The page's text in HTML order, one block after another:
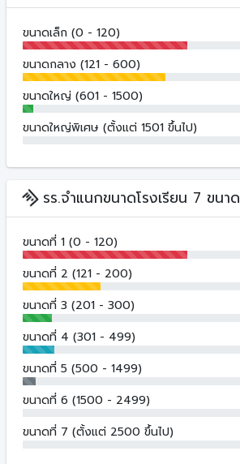
ขนาดเล็ก (0 - 120)
ขนาดกลาง (121 - 600)
ขนาดใหญ่ (601 - 1500)
ขนาดใหญ่พิเศษ (ตั้งแต่ 1501 ขึ้นไป)
รร.จำแนกขนาดโรงเรียน 7 ขนาด
ขนาดที่ 1 (0 - 120)
ขนาดที่ 2 (121 - 200)
ขนาดที่ 3 (201 - 300)
ขนาดที่ 4 (301 - 499)
ขนาดที่ 5 (500 - 1499)
ขนาดที่ 6 (1500 - 2499)
ขนาดที่ 7 (ตั้งแต่ 2500 ขึ้นไป)